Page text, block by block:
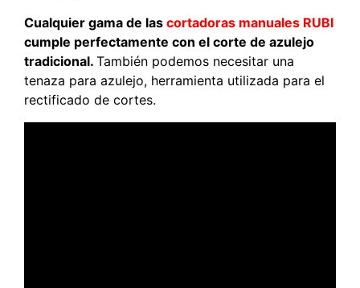
Cualquier gama de las cortadoras manuales RUBI
cumple perfectamente con el corte de azulejo
tradicional. También podemos necesitar una
tenaza para azulejo, herramienta utilizada para el
rectificado de cortes.